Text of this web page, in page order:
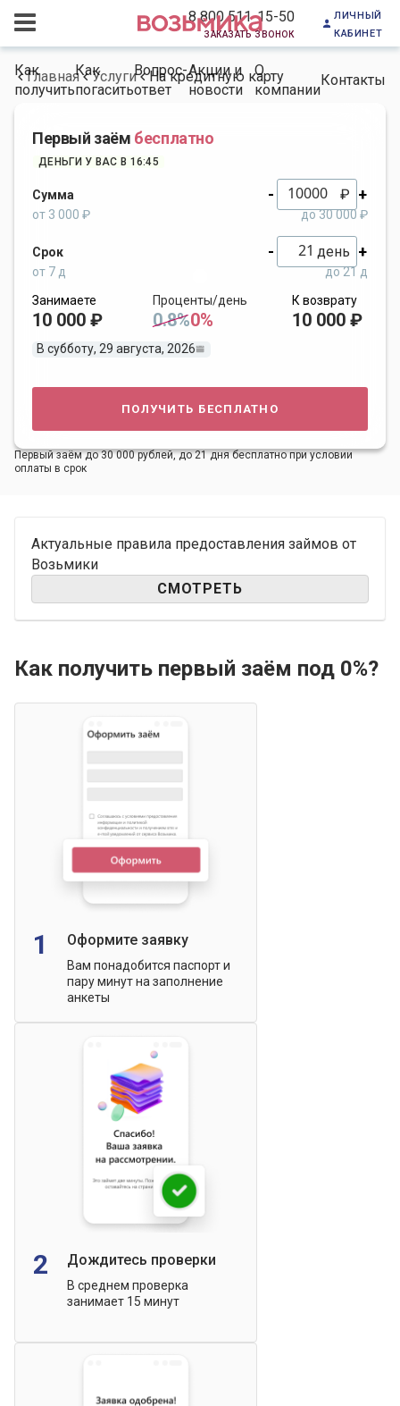
8 800 511-15-50
заказать звонок
личный
кабинет
Как
получить
Как
погасить
Вопрос-
ответ
Акции и
новости
О
компании
Контакты
Главная Услуги На кредитную карту
Первый заём бесплатно
ДЕНЬГИ У ВАС В 16:45
Сумма - ₽ +
от 3 000 ₽ до 30 000 ₽
Срок - день +
от 7 д
до 21 д
Занимаете
10 000 ₽
Проценты/день
0.8%0%
К возврату
10 000 ₽
В субботу, 29 августа, 2026
получить бесплатно
Первый заём до 30 000 рублей, до 21 дня бесплатно при условии
оплаты в срок
Актуальные правила предоставления займов от
Возьмики
СМОТРЕТЬ
Как получить первый заём под 0%?
1 Оформите заявку
Вам понадобится паспорт и
пару минут на заполнение
анкеты
2 Дождитесь проверки
В среднем проверка
занимает 15 минут